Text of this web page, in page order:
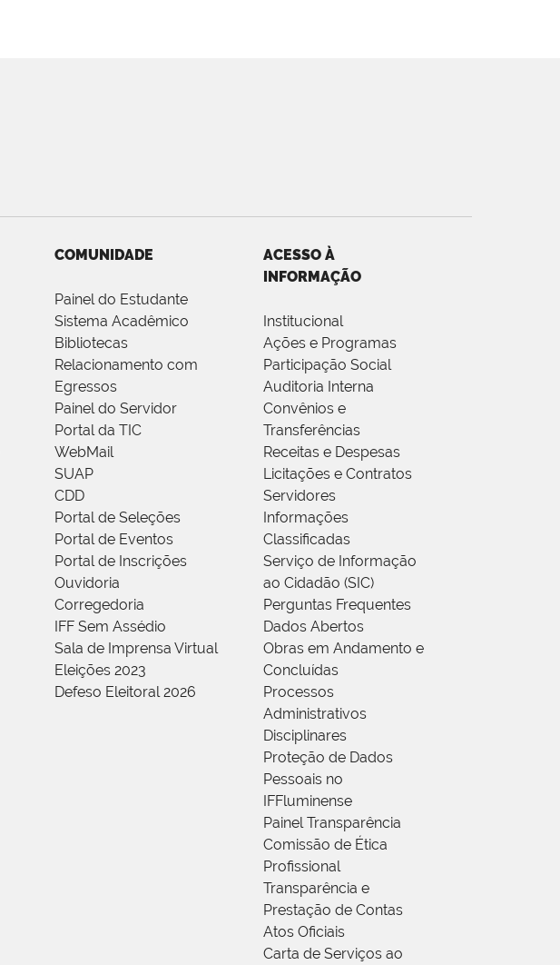
COMUNIDADE
Painel do Estudante
Sistema Acadêmico
Bibliotecas
Relacionamento com
Egressos
Painel do Servidor
Portal da TIC
WebMail
SUAP
CDD
Portal de Seleções
Portal de Eventos
Portal de Inscrições
Ouvidoria
Corregedoria
IFF Sem Assédio
Sala de Imprensa Virtual
Eleições 2023
Defeso Eleitoral 2026
ACESSO À
INFORMAÇÃO
Institucional
Ações e Programas
Participação Social
Auditoria Interna
Convênios e
Transferências
Receitas e Despesas
Licitações e Contratos
Servidores
Informações
Classificadas
Serviço de Informação
ao Cidadão (SIC)
Perguntas Frequentes
Dados Abertos
Obras em Andamento e
Concluídas
Processos
Administrativos
Disciplinares
Proteção de Dados
Pessoais no
IFFluminense
Painel Transparência
Comissão de Ética
Profissional
Transparência e
Prestação de Contas
Atos Oficiais
Carta de Serviços ao